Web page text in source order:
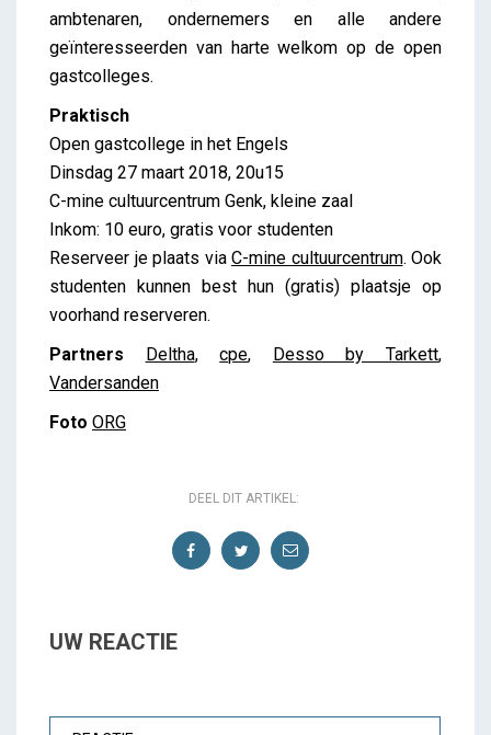
ambtenaren, ondernemers en alle andere
geïnteresseerden van harte welkom op de open
gastcolleges.
Praktisch
Open gastcollege in het Engels
Dinsdag 27 maart 2018, 20u15
C-mine cultuurcentrum Genk, kleine zaal
Inkom: 10 euro, gratis voor studenten
Reserveer je plaats via C-mine cultuurcentrum. Ook
studenten kunnen best hun (gratis) plaatsje op
voorhand reserveren.
Partners
Deltha,cpe, Desso by Tarkett,
Vandersanden
Foto ORG
DEEL DIT ARTIKEL:
UW REACTIE